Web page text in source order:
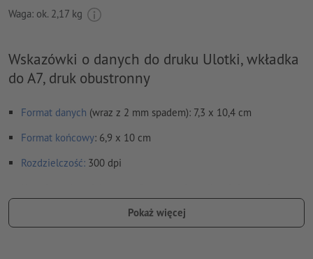
Waga: ok. 2,17 kg
Wskazówki o danych do druku Ulotki, wkładka
do A7, druk obustronny
Format danych (wraz z 2 mm spadem): 7,3 x 10,4 cm
Format końcowy: 6,9 x 10 cm
Rozdzielczość: 300 dpi
Czcionkimuszą być w całości osadzone lub przekształcone na
Pokaż więcej